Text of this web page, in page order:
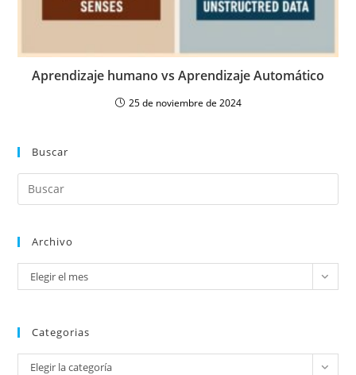
Aprendizaje humano vs Aprendizaje Automático
25 de noviembre de 2024
Buscar
Archivo
Elegir el mes
Categorias
Elegir la categoría